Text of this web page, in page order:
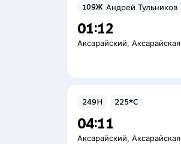
109Ж Андрей Тульников
01:12
Аксарайский, Аксарайская
249Н 225*С
04:11
Аксарайский, Аксарайская